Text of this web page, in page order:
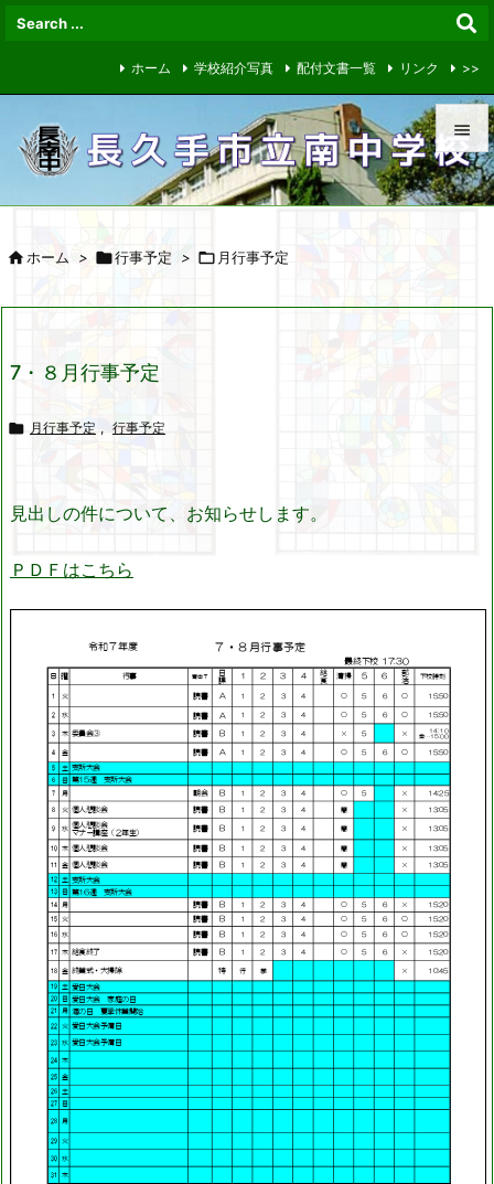


メニュ
ホーム 学校紹介写真 配付文書一覧 リンク >>
ホーム > 行事予定 >  月行事予定
7・８月行事予定
 月行事予定 , 行事予定
見出しの件について、お知らせします。
ＰＤＦはこちら